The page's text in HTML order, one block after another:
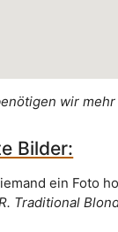
wir mehr
Bilder:
ein Foto
Traditional